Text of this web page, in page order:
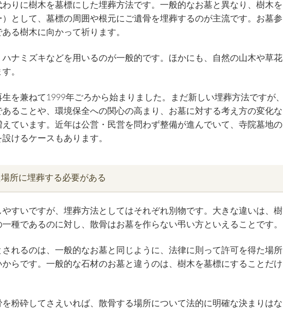
りに樹木を墓標にした埋葬方法です。一般的なお墓と異なり、樹木を
として、墓標の周囲や根元にご遺骨を埋葬するのが主流です。お墓参
る樹木に向かって祈ります。
ナミズキなどを用いるのが一般的です。ほかにも、自然の山木や草花
。
を兼ねて1999年ごろから始まりました。まだ新しい埋葬方法ですが、
ることや、環境保全への関心の高まり、お墓に対する考え方の変化な
えています。近年は公営・民営を問わず整備が進んでいて、寺院墓地の
けるケースもあります。
所に埋葬する必要がある
すいですが、埋葬方法としてはそれぞれ別物です。大きな違いは、樹
種であるのに対し、散骨はお墓を作らない弔い方といえることです。
れるのは、一般的なお墓と同じように、法律に則って許可を得た場所
らです。一般的な石材のお墓と違うのは、樹木を墓標にすることだけ
粉砕してさえいれば、散骨する場所について法的に明確な決まりはな